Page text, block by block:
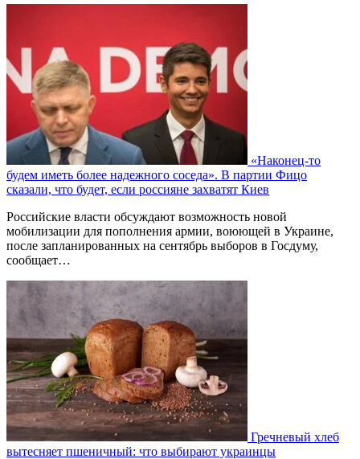
«Наконец-то
будем иметь более надежного соседа». В партии Фицо
сказали, что будет, если россияне захватят Киев
Российские власти обсуждают возможность новой
мобилизации для пополнения армии, воюющей в Украине,
после запланированных на сентябрь выборов в Госдуму,
сообщает…
Гречневый хлеб
вытесняет пшеничный: что выбирают украинцы